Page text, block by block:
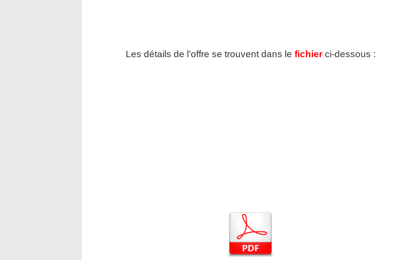
Les détails de l’offre se trouvent dans le fichier ci-dessous :